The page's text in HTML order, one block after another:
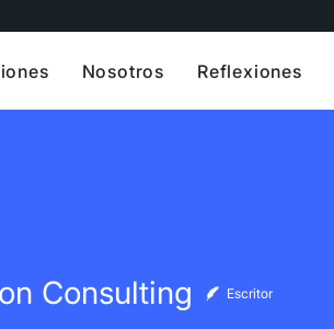
Nosotros Reflexiones
Consulting Escritor